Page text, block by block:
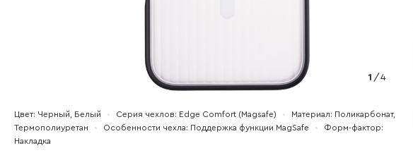
1 /4
Цвет Черный, Белый Серия чехлов Edge Comfort (Magsafe) Материал
Поликарбонат,
Термополиуретан
Особенности чехла Поддержка функции MagSafe
Форм-фактор
Накладка